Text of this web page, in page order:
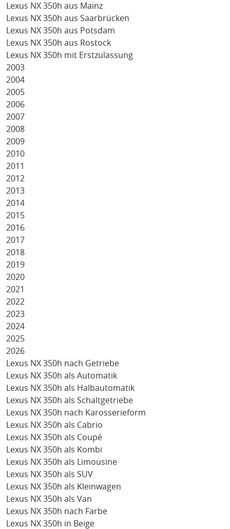
Lexus NX 350h aus Mainz
Lexus NX 350h aus Saarbrücken
Lexus NX 350h aus Potsdam
Lexus NX 350h aus Rostock
Lexus NX 350h mit Erstzulassung
2003
2004
2005
2006
2007
2008
2009
2010
2011
2012
2013
2014
2015
2016
2017
2018
2019
2020
2021
2022
2023
2024
2025
2026
Lexus NX 350h nach Getriebe
Lexus NX 350h als Automatik
Lexus NX 350h als Halbautomatik
Lexus NX 350h als Schaltgetriebe
Lexus NX 350h nach Karosserieform
Lexus NX 350h als Cabrio
Lexus NX 350h als Coupé
Lexus NX 350h als Kombi
Lexus NX 350h als Limousine
Lexus NX 350h als SUV
Lexus NX 350h als Kleinwagen
Lexus NX 350h als Van
Lexus NX 350h nach Farbe
Lexus NX 350h in Beige